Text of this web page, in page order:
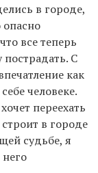
в городе,
все теперь
пострадать. С
как
человеке.
переехать
в городе
судьбе, я